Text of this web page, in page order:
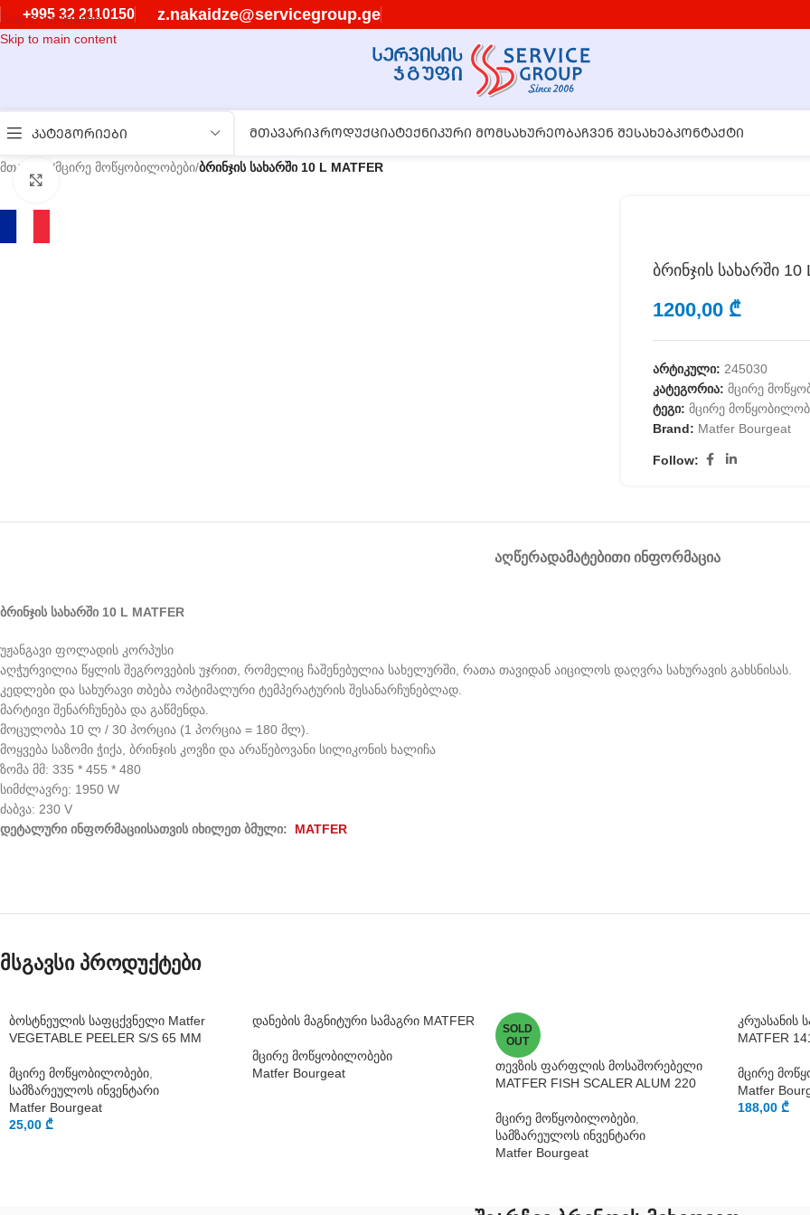
Skip to navigation
Skip to main content
+995 32 2110150 z.nakaidze@servicegroup.ge
ᲙᲐᲢᲔᲒᲝᲠᲘᲔᲑᲘ ᲛᲗᲐᲕᲐᲠᲘᲞᲠᲝᲓᲣᲥᲪᲘᲐᲢᲔᲥᲜᲘᲙᲣᲠᲘ ᲛᲝᲛᲡᲐᲮᲣᲠᲔᲝᲑᲐᲩᲕᲔᲜ ᲨᲔᲡᲐᲮᲔᲑᲙᲝᲜᲢᲐᲥᲢᲘ
მთავარი /მცირე მოწყობილობები/ბრინჯის სახარში 10 L MATFER
გასადიდებლად დააწკაპუნეთ
ბრინჯის სახარში 10
1200,00 ₾
არტიკული: 245030
კატეგორია: მცირე
ტეგი: მცირე
Brand: Matfer Bourgeat
Follow:
ᲐᲦᲬᲔᲠᲐᲓᲐᲛᲐᲢᲔᲑᲘᲗᲘ ᲘᲜᲤᲝᲠᲛᲐᲪᲘᲐ
ბრინჯის სახარში 10 L MATFER
უჟანგავი ფოლადის კორპუსი
აღჭურვილია წყლის შეგროვების უჯრით, რომელიც ჩაშენებულია სახელურში, რათა თავიდან აიცილოს დაღვრა სახურავის გახსნისას.
კედლები და სახურავი თბება ოპტიმალური ტემპერატურის შესანარჩუნებლად.
მარტივი შენარჩუნება და გაწმენდა.
მოცულობა 10 ლ / 30 პორცია (1 პორცია = 180 მლ).
მოყვება საზომი ჭიქა, ბრინჯის კოვზი და არაწებოვანი სილიკონის ხალიჩა
ზომა მმ: 335 * 455 * 480
სიმძლავრე: 1950 W
ძაბვა: 230 V
დეტალური ინფორმაციისათვის იხილეთ ბმული: MATFER
მსგავსი პროდუქტები
ბოსტნეულის საფცქვნელი Matfer
VEGETABLE PEELER S/S 65 MM
მცირე მოწყობილობები
სამზარეულოს ინვენტარი
Matfer Bourgeat
25,00 ₾
დანების მაგნიტური სამაგრი MATFER
მცირე მოწყობილობები
Matfer Bourgeat
SOLD
OUT
თევზის ფარფლის მოსაშორებელი
MATFER FISH SCALER ALUM 220
მცირე მოწყობილობები,
სამზარეულოს ინვენტარი
Matfer Bourgeat
კრუასანის
MATFER
მცირე
Matfer
188,00₾